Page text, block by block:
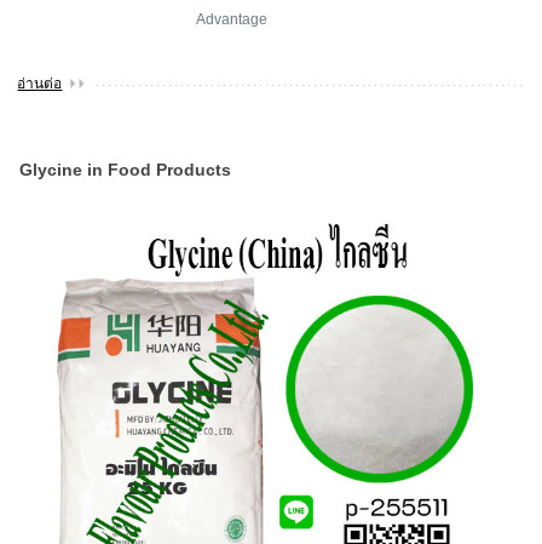
Advantage
อ่านต่อ
Glycine in Food Products